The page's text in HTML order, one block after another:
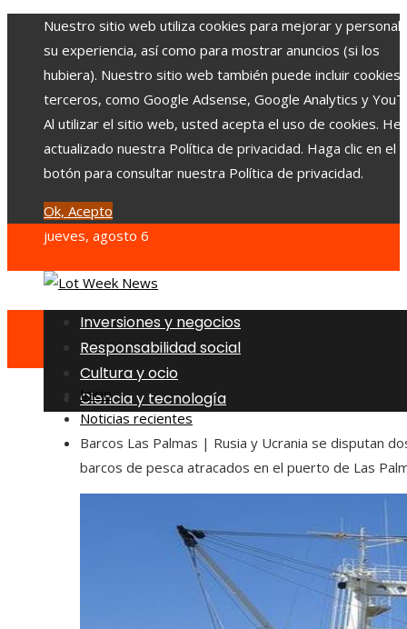
Nuestro sitio web utiliza cookies para mejorar y
su experiencia, así como para mostrar anuncios (si los
hubiera). Nuestro sitio web también puede incluir cookies
terceros, como Google Adsense, Google Analytics y
Al utilizar el sitio web, usted acepta el uso de cookies.
actualizado nuestra Política de privacidad. Haga clic en el
botón para consultar nuestra Política de privacidad.
Ok, Acepto
jueves, agosto 6
Inversiones y negocios
Responsabilidad social
Cultura y ocio
Ciencia y tecnología
Inicio
Noticias recientes
Barcos Las Palmas | Rusia y Ucrania se disputan
barcos de pesca atracados en el puerto de Las